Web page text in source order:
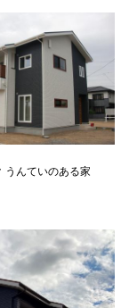
うんていのある家